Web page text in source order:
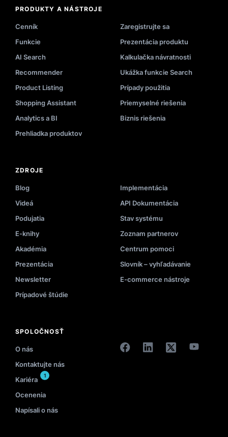
PRODUKTY A NÁSTROJE
Cenník
Zaregistrujte sa
Funkcie
Prezentácia produktu
AI Search
Kalkulačka návratnosti
Recommender
Ukážka funkcie Search
Product Listing
Prípady použitia
Shopping Assistant
Priemyselné riešenia
Analytics a BI
Biznis riešenia
Prehliadka produktov
ZDROJE
Blog
Implementácia
Videá
API Dokumentácia
Podujatia
Stav systému
E-knihy
Zoznam partnerov
Akadémia
Centrum pomoci
Prezentácia
Slovník – vyhľadávanie
Newsletter
E-commerce nástroje
Prípadové štúdie
SPOLOČNOSŤ
O nás
Kontaktujte nás
Kariéra
1
Ocenenia
Napísali o nás